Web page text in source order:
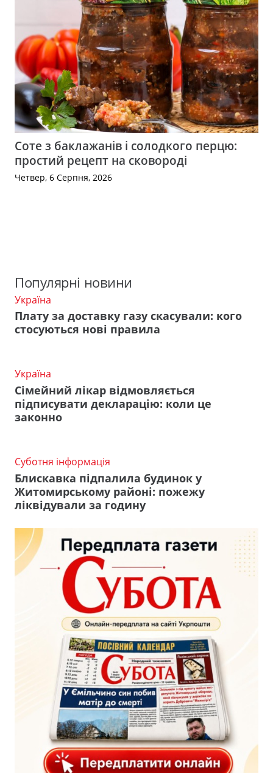
Соте з баклажанів і солодкого перцю:
простий рецепт на сковороді
Четвер, 6 Серпня, 2026
Популярні новини
Україна
Плату за доставку газу скасували: кого
стосуються нові правила
Україна
Сімейний лікар відмовляється
підписувати декларацію: коли це
законно
Суботня інформація
Блискавка підпалила будинок у
Житомирському районі: пожежу
ліквідували за годину